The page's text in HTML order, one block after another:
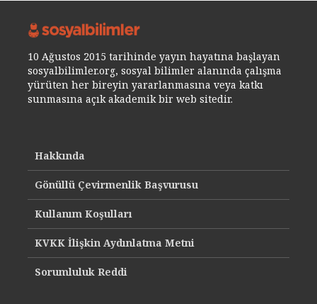
10 Ağustos 2015 tarihinde yayın hayatına başlayan
sosyalbilimler.org, sosyal bilimler alanında çalışma
yürüten her bireyin yararlanmasına veya katkı
sunmasına açık akademik bir web sitedir.
Hakkında
Gönüllü Çevirmenlik Başvurusu
Kullanım Koşulları
KVKK İlişkin Aydınlatma Metni
Sorumluluk Reddi